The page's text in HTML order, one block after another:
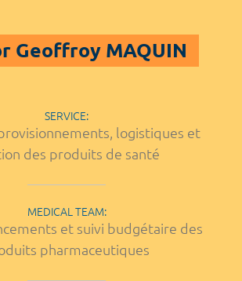
Geoffroy MAQUIN
SERVICE:
logistiques et
des produits de santé
MEDICAL TEAM:
et suivi budgétaire des
pharmaceutiques